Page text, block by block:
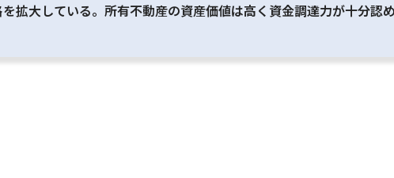
拡大している。所有不動産の資産価値は高く資金調達力が十分認め